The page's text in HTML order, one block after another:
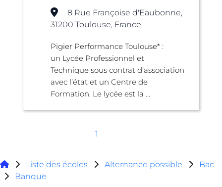
8 Rue Françoise d'Eaubonne,
31200 Toulouse, France
Pigier Performance Toulouse* :
un Lycée Professionnel et
Technique sous contrat d’association
avec l’état et un Centre de
Formation. Le lycée est la ...
1
Liste des écoles Alternance possible
Bac
Banque